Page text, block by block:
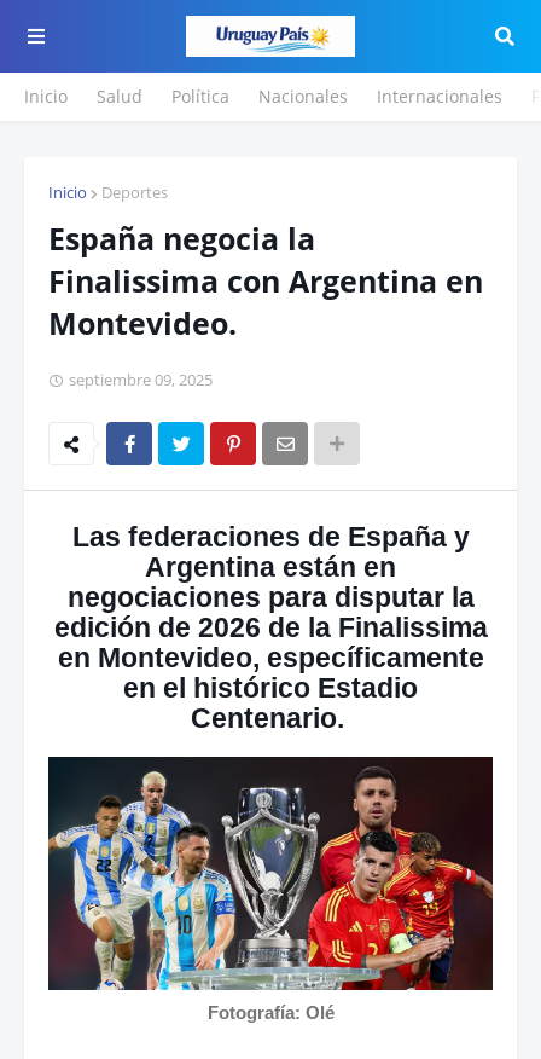
Inicio Salud Política Nacionales Internacionales
Inicio Deportes
España negocia la
Finalissima con Argentina en
Montevideo.
septiembre 09, 2025
Las federaciones de España y
Argentina están en
negociaciones para disputar la
edición de 2026 de la Finalissima
en Montevideo, específicamente
en el histórico Estadio
Centenario.
Fotografía: Olé